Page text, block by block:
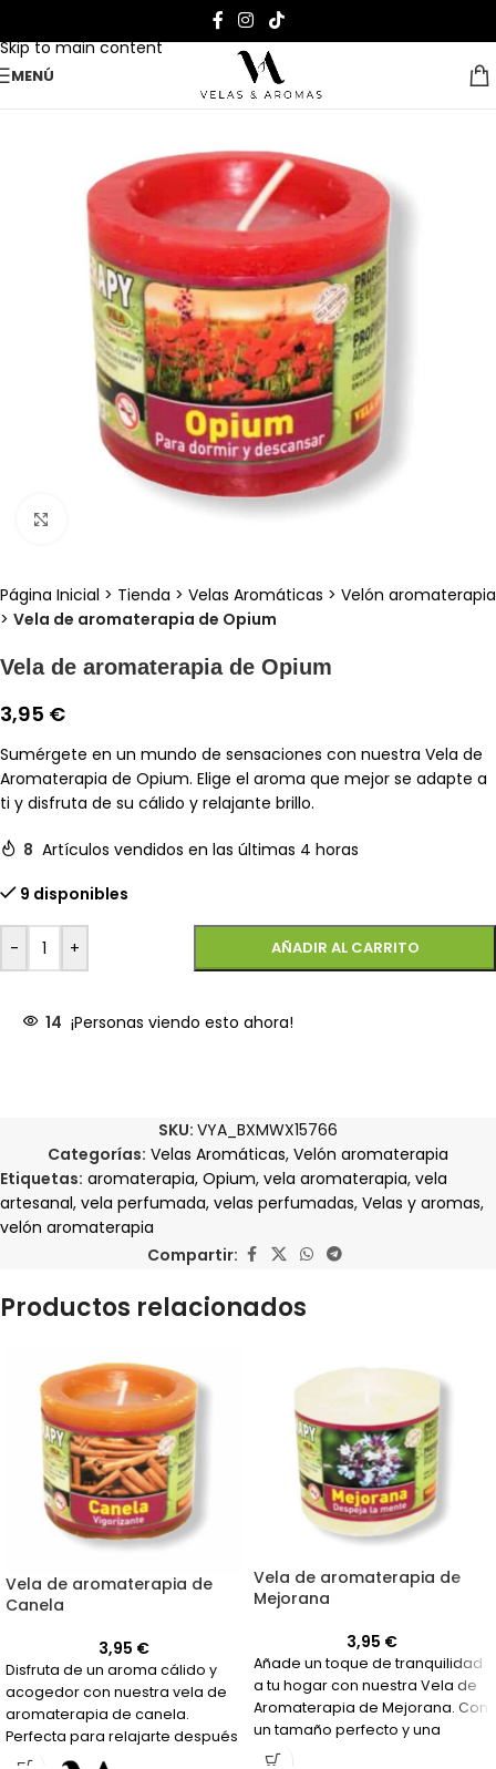
Skip to main content
MENÚ
Página Inicial > Tienda > Velas Aromáticas > Velón aromaterapia
> Vela de aromaterapia de Opium
Vela de aromaterapia de Opium
3,95 €
Sumérgete en un mundo de sensaciones con nuestra Vela de
Aromaterapia de Opium. Elige el aroma que mejor se adapte a
ti y disfruta de su cálido y relajante brillo.
8 Artículos vendidos en las últimas 4 horas
9 disponibles
- + AÑADIR AL CARRITO
14 ¡Personas viendo esto ahora!
SKU: VYA_BXMWX15766
Categorías: Velas Aromáticas, Velón aromaterapia
Etiquetas: aromaterapia, Opium, vela aromaterapia, vela
artesanal, vela perfumada, velas perfumadas, Velas y aromas,
velón aromaterapia
Compartir:
Productos relacionados
Vela de aromaterapia de
Canela
3,95 €
Disfruta de un aroma cálido y
acogedor con nuestra vela de
aromaterapia de canela.
Perfecta para relajarte después
de un día agotador.
Vela de aromaterapia de
Mejorana
3,95 €
Añade un toque de tranquilidad
a tu hogar con nuestra Vela de
Aromaterapia de Mejorana. Con
un tamaño perfecto y una
fragancia relajante, es ideal